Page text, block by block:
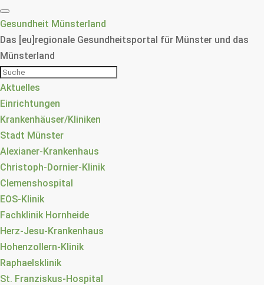
Gesundheit Münsterland
Das [eu]regionale Gesundheitsportal für Münster und das
Münsterland
Aktuelles
Einrichtungen
Krankenhäuser/Kliniken
Stadt Münster
Alexianer-Krankenhaus
Christoph-Dornier-Klinik
Clemenshospital
EOS-Klinik
Fachklinik Hornheide
Herz-Jesu-Krankenhaus
Hohenzollern-Klinik
Raphaelsklinik
St. Franziskus-Hospital